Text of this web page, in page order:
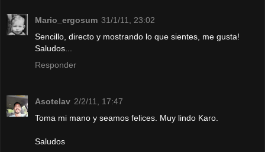
Mario_ergosum 31/1/11, 23:02
Sencillo, directo y mostrando lo que sientes, me gusta!
Saludos...
Responder
Asotelav 2/2/11, 17:47
Toma mi mano y seamos felices. Muy lindo Karo.
Saludos